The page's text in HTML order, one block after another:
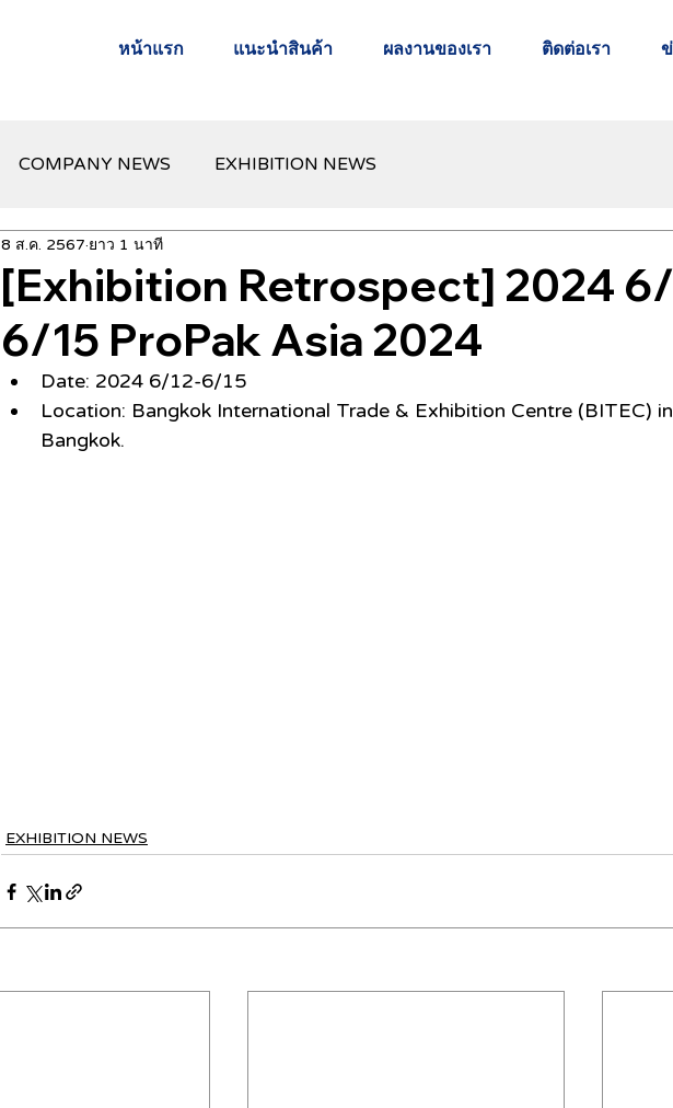
หน้าแรก แนะนำสินค้า ผลงานของเรา ติดต่อเรา
COMPANY NEWS EXHIBITION NEWS
[Exhibition Retrospect] 2024
6/15 ProPak Asia 2024
8 ส.ค. 2567 ยาว 1 นาที
Date: 2024 6/12-6/15
Location: Bangkok International Trade & Exhibition Centre (BITEC)
Bangkok.
EXHIBITION NEWS